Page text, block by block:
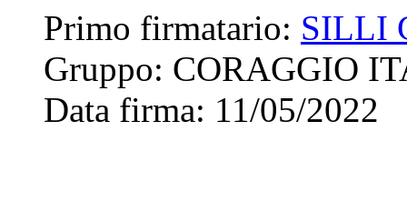
Primo firmatario: SILLI
Gruppo: CORAGGIO
Data firma: 11/05/2022